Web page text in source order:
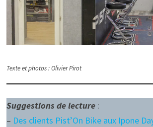
Texte et photos : Olivier Pirot
Suggestions de lecture:
– Des clients Pist’On Bike aux Ipone